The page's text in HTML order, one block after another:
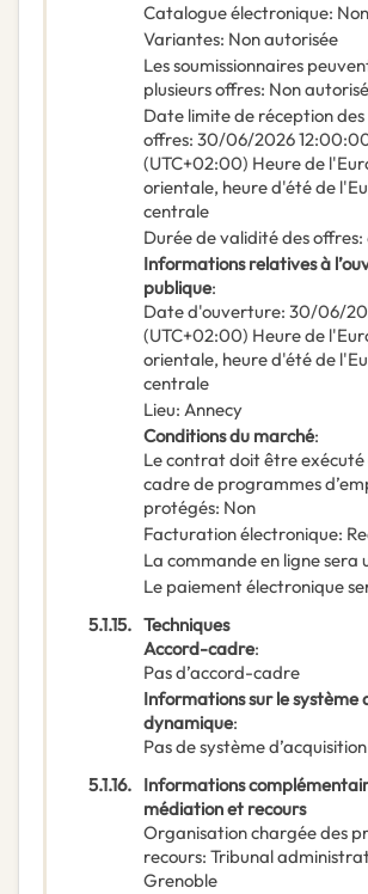
Catalogue électronique:
Variantes: Non autorisée
Les soumissionnaires
plusieurs offres: Non
Date limite de réception des
offres: 30/06/2026
(UTC+02:00) Heure de
orientale, heure d'été de
centrale
Durée de validité des offres:
Informations relatives à
publique:
Date d'ouverture: 30/06/
(UTC+02:00) Heure de
orientale, heure d'été de
centrale
Lieu: Annecy
Conditions du marché:
Le contrat doit être exécuté
cadre de programmes
protégés: Non
Facturation électronique:
La commande en ligne sera
Le paiement électronique
5.1.15. Techniques
Accord-cadre:
Pas d’accord-cadre
Informations sur le système
dynamique:
Pas de système
5.1.16. Informations
médiation et recours
Organisation chargée des
recours: Tribunal
Grenoble